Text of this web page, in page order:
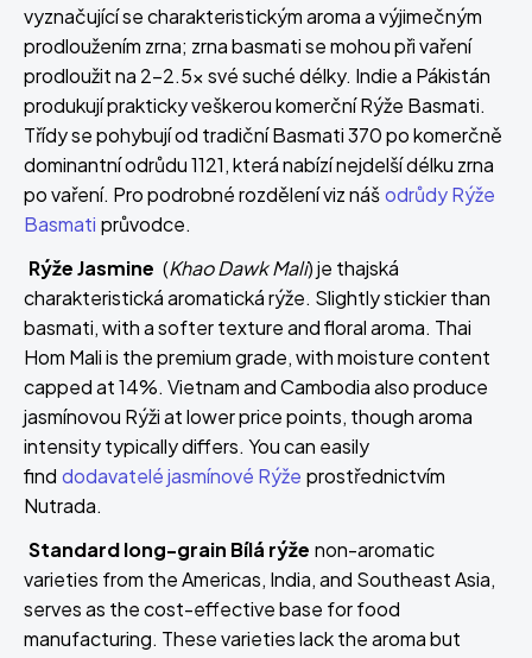
vyznačující se charakteristickým aroma a výjimečným
prodloužením zrna; zrna basmati se mohou při vaření
prodloužit na 2-2.5x své suché délky. Indie a Pákistán
produkují prakticky veškerou komerční Rýže Basmati.
Třídy se pohybují od tradiční Basmati 370 po komerčně
dominantní odrůdu 1121, která nabízí nejdelší délku zrna
po vaření. Pro podrobné rozdělení viz nášodrůdy Rýže
Basmati průvodce.
Rýže Jasmine (Khao Dawk Mali) je thajská
charakteristická aromatická rýže. Slightly stickier than
basmati, with a softer texture and floral aroma. Thai
Hom Mali is the premium grade, with moisture content
capped at 14%. Vietnam and Cambodia also produce
jasmínovou Rýži at lower price points, though aroma
intensity typically differs. You can easily
find dodavatelé jasmínové Rýže prostřednictvím
Nutrada.
Standard long-grain Bílá rýže non-aromatic
varieties from the Americas, India, and Southeast Asia,
serves as the cost-effective base for food
manufacturing. These varieties lack the aroma but